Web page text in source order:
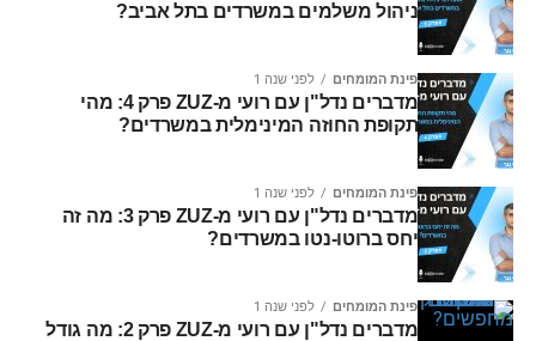
ניהול משלמים במשרדים בתל אביב?
פינת המומחים לפני שנה 1
מדברים נדל"ן עם רועי מ-ZUZ פרק 4: מהי
תקופת החוזה המינימלית במשרדים?
פינת המומחים לפני שנה 1
מדברים נדל"ן עם רועי מ-ZUZ פרק 3: מה זה
יחס ברוטו-נטו במשרדים?
פינת המומחים לפני שנה 1
מדברים נדל"ן עם רועי מ-ZUZ פרק 2: מה גודל